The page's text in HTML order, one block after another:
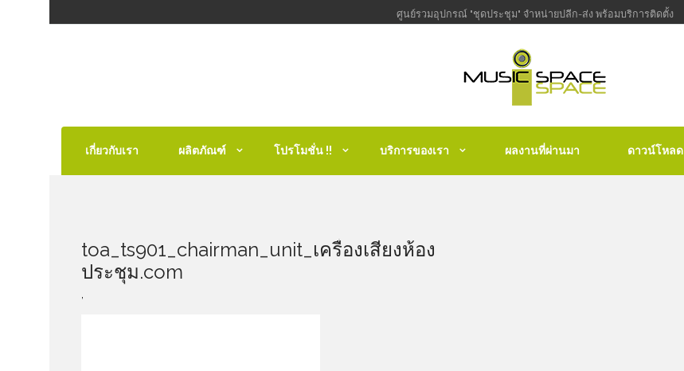
ศูนย์รวมอุปกรณ์ "ชุดประชุม" จำหน่ายปลีก-ส่ง พร้อมบริการติดตั้ง
เกี่ยวกับเรา ผลิตภัณฑ์ โปรโมชั่น !! บริการของเรา ผลงานที่ผ่านมา ดาวน์โหลด
toa_ts901_chairman_unit_เครื่องเสียงห้อง
ประชุม.com